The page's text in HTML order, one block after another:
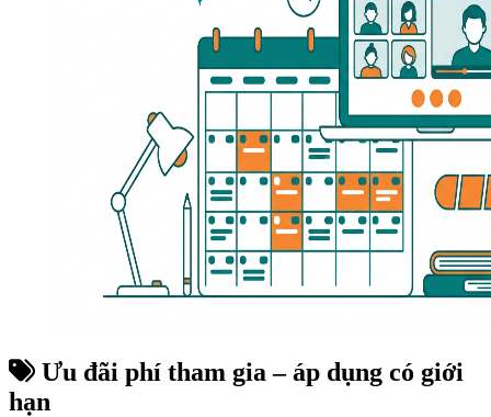
Ưu đãi phí tham gia – áp dụng có giới
hạn